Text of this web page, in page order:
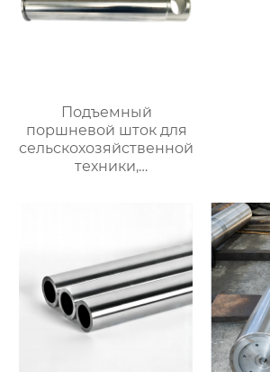
полированные валы.
Возможна
Подъемный
поршневой шток для
сельскохозяйственной
техники,
вал, вал с линейными
подшипниками,
жесткий
хромированный
полированный вал.
Возможна